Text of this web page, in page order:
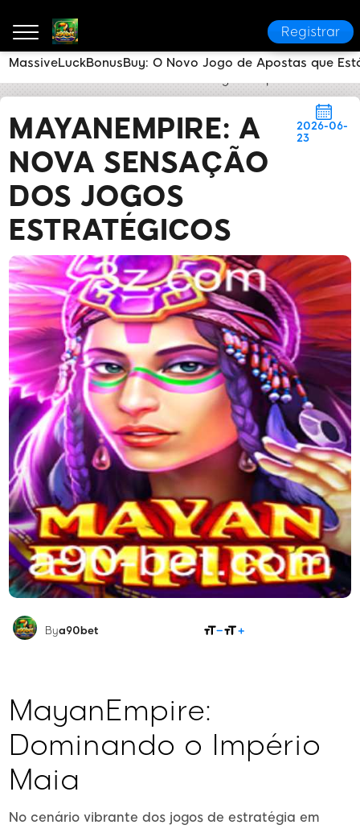
Registrar
MAYANEMPIRE: A
NOVA SENSAÇÃO
DOS JOGOS
ESTRATÉGICOS
2026-06-
23
Bya90bet
MayanEmpire:
Dominando o Império
Maia
No cenário vibrante dos jogos de estratégia em
MassiveLuckBonusBuy: O Novo Jogo de Apostas que